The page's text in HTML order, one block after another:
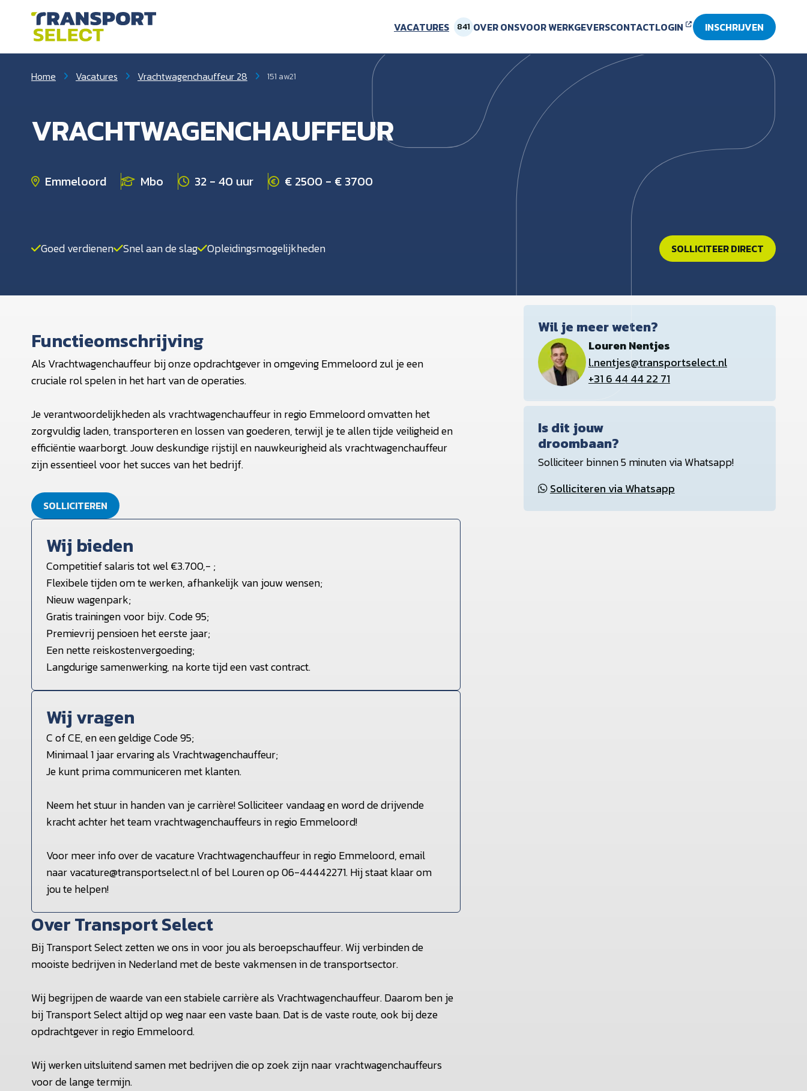
VACATURES 841 OVER ONSVOOR WERKGEVERSCONTACTLOGIN INSCHRIJVEN
Home Vacatures Vrachtwagenchauffeur 28 151 aw21
VRACHTWAGENCHAUFFEUR
Emmeloord Mbo 32 - 40 uur € 2500 - € 3700
Goed verdienen Snel aan de slag Opleidingsmogelijkheden SOLLICITEER DIRECT
Functieomschrijving
Als Vrachtwagenchauffeur bij onze opdrachtgever in omgeving Emmeloord zul je een
cruciale rol spelen in het hart van de operaties.
Je verantwoordelijkheden als vrachtwagenchauffeur in regio Emmeloord omvatten het
zorgvuldig laden, transporteren en lossen van goederen, terwijl je te allen tijde veiligheid en
efficiëntie waarborgt. Jouw deskundige rijstijl en nauwkeurigheid als vrachtwagenchauffeur
zijn essentieel voor het succes van het bedrijf.
SOLLICITEREN
Wij bieden
Competitief salaris tot wel €3.700,- ;
Flexibele tijden om te werken, afhankelijk van jouw wensen;
Nieuw wagenpark;
Gratis trainingen voor bijv. Code 95;
Premievrij pensioen het eerste jaar;
Een nette reiskostenvergoeding;
Langdurige samenwerking, na korte tijd een vast contract.
Wij vragen
C of CE, en een geldige Code 95;
Minimaal 1 jaar ervaring als Vrachtwagenchauffeur;
Je kunt prima communiceren met klanten.
Neem het stuur in handen van je carrière! Solliciteer vandaag en word de drijvende
kracht achter het team vrachtwagenchauffeurs in regio Emmeloord!
Voor meer info over de vacature Vrachtwagenchauffeur in regio Emmeloord, email
naar vacature@transportselect.nl of bel Louren op 06-44442271. Hij staat klaar om
jou te helpen!
Over Transport Select
Bij Transport Select zetten we ons in voor jou als beroepschauffeur. Wij verbinden de
mooiste bedrijven in Nederland met de beste vakmensen in de transportsector.
Wij begrijpen de waarde van een stabiele carrière als Vrachtwagenchauffeur. Daarom ben je
bij Transport Select altijd op weg naar een vaste baan. Dat is de vaste route, ook bij deze
opdrachtgever in regio Emmeloord.
Wij werken uitsluitend samen met bedrijven die op zoek zijn naar vrachtwagenchauffeurs
voor de lange termijn.
Wil je meer weten?
Louren Nentjes
l.nentjes@transportselect.nl
+31 6 44 44 22 71
Is dit jouw
droombaan?
Solliciteer binnen 5 minuten via Whatsapp!
Solliciteren via Whatsapp